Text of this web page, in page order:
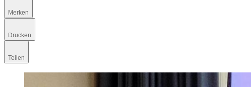
Merken
Drucken
Teilen